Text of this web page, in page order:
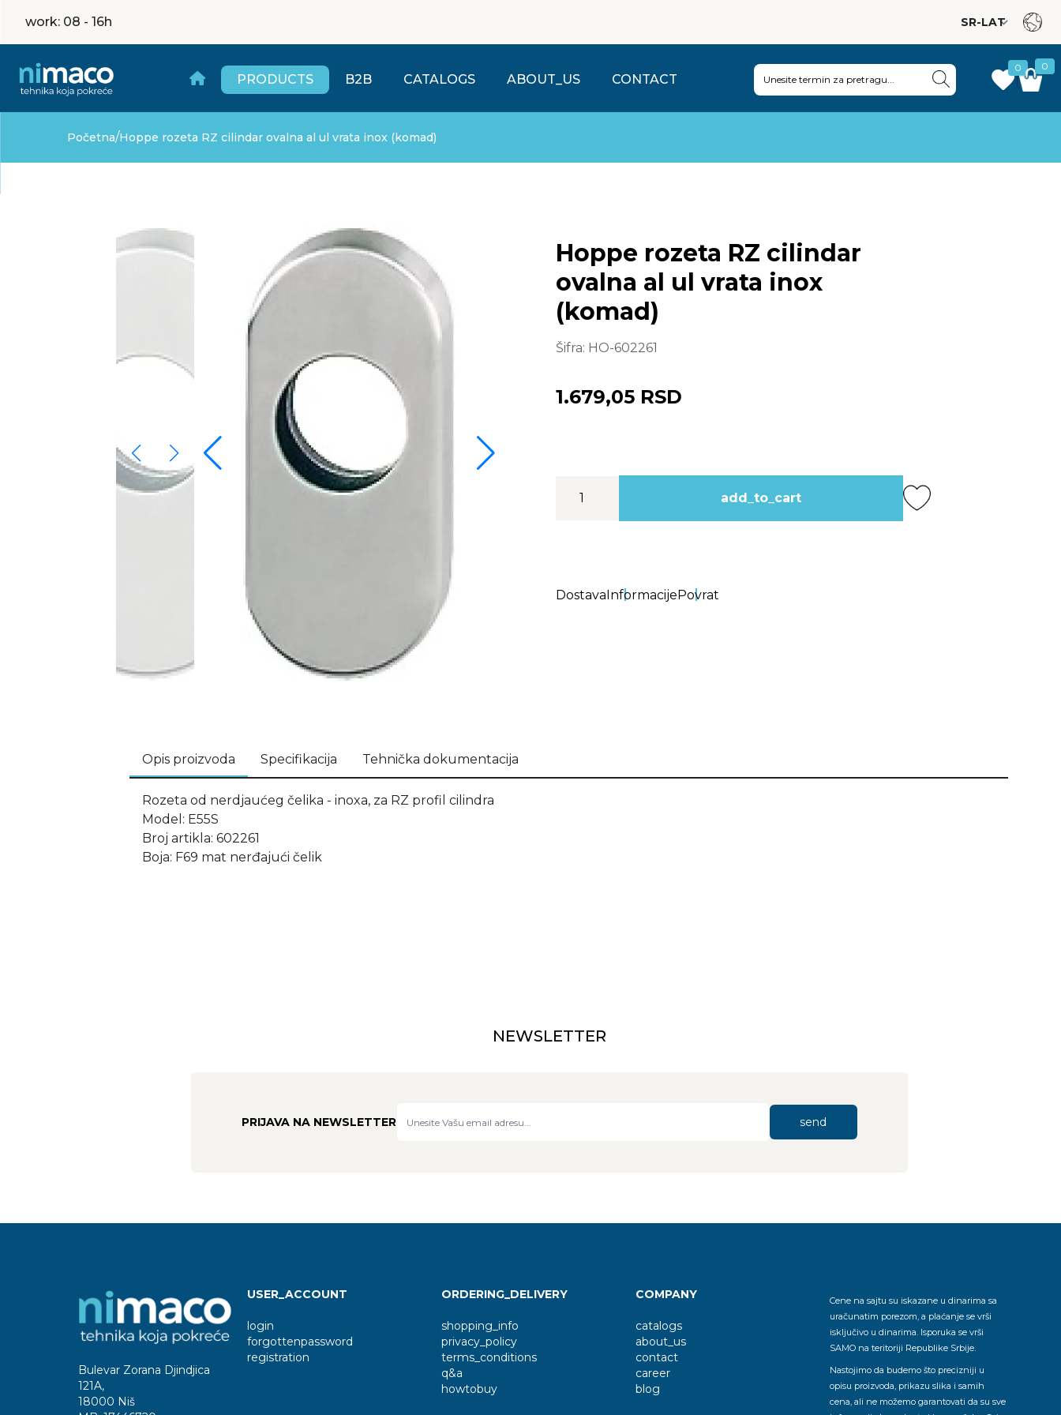
work: 08 - 16h
PRODUCTS B2B CATALOGS ABOUT_US CONTACT
0
|
0
Početna/Hoppe rozeta RZ cilindar ovalna al ul vrata inox (komad)
Hoppe rozeta RZ cilindar
ovalna al ul vrata inox
(komad)
Šifra: HO-602261
1.679,05 RSD
add_to_cart
DostavaInformacijePovrat
Opis proizvoda Specifikacija Tehnička dokumentacija
Rozeta od nerdjaućeg čelika - inoxa, za RZ profil cilindra
Model: E55S
Broj artikla: 602261
Boja: F69 mat nerđajući čelik
NEWSLETTER
PRIJAVA NA NEWSLETTER send
Bulevar Zorana Djindjica
121A,
18000 Niš
USER_ACCOUNT
login
forgottenpassword
registration
ORDERING_DELIVERY
shopping_info
privacy_policy
terms_conditions
q&a
howtobuy
COMPANY
catalogs
about_us
contact
career
blog
Cene na sajtu su iskazane u dinarima sa
uračunatim porezom, a plaćanje se vrši
isključivo u dinarima. Isporuka se vrši
SAMO na teritoriji Republike Srbije.
Nastojimo da budemo što precizniji u
opisu proizvoda, prikazu slika i samih
cena, ali ne možemo garantovati da su sve